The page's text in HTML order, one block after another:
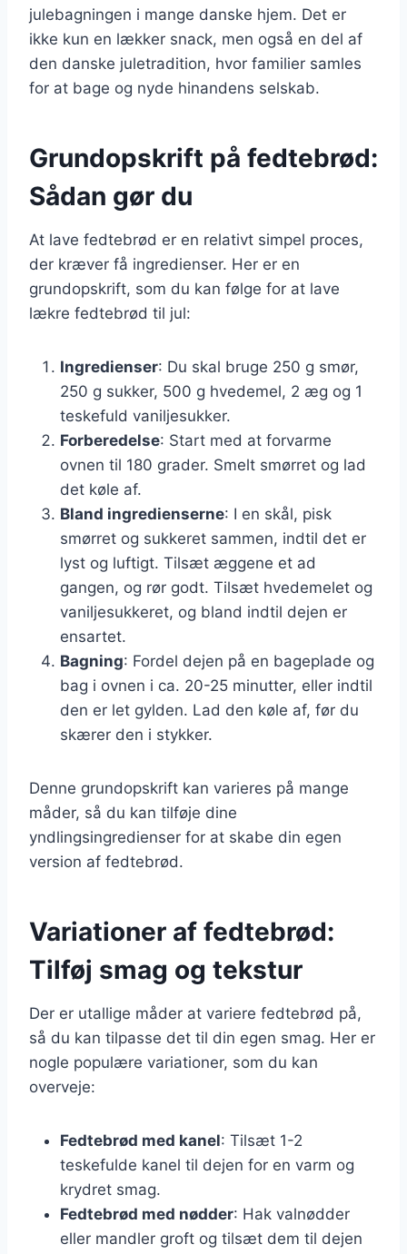
julebagningen i mange danske hjem. Det er
ikke kun en lækker snack, men også en del af
den danske juletradition, hvor familier samles
for at bage og nyde hinandens selskab.
Grundopskrift på fedtebrød:
Sådan gør du
At lave fedtebrød er en relativt simpel proces,
der kræver få ingredienser. Her er en
grundopskrift, som du kan følge for at lave
lækre fedtebrød til jul:
Ingredienser: Du skal bruge 250 g smør,
250 g sukker, 500 g hvedemel, 2 æg og 1
teskefuld vaniljesukker.
Forberedelse: Start med at forvarme
ovnen til 180 grader. Smelt smørret og lad
det køle af.
Bland ingredienserne: I en skål, pisk
smørret og sukkeret sammen, indtil det er
lyst og luftigt. Tilsæt æggene et ad
gangen, og rør godt. Tilsæt hvedemelet og
vaniljesukkeret, og bland indtil dejen er
ensartet.
Bagning: Fordel dejen på en bageplade og
bag i ovnen i ca. 20-25 minutter, eller indtil
den er let gylden. Lad den køle af, før du
skærer den i stykker.
Denne grundopskrift kan varieres på mange
måder, så du kan tilføje dine
yndlingsingredienser for at skabe din egen
version af fedtebrød.
Variationer af fedtebrød:
Tilføj smag og tekstur
Der er utallige måder at variere fedtebrød på,
så du kan tilpasse det til din egen smag. Her er
nogle populære variationer, som du kan
overveje:
Fedtebrød med kanel: Tilsæt 1-2
teskefulde kanel til dejen for en varm og
krydret smag.
Fedtebrød med nødder: Hak valnødder
eller mandler groft og tilsæt dem til dejen